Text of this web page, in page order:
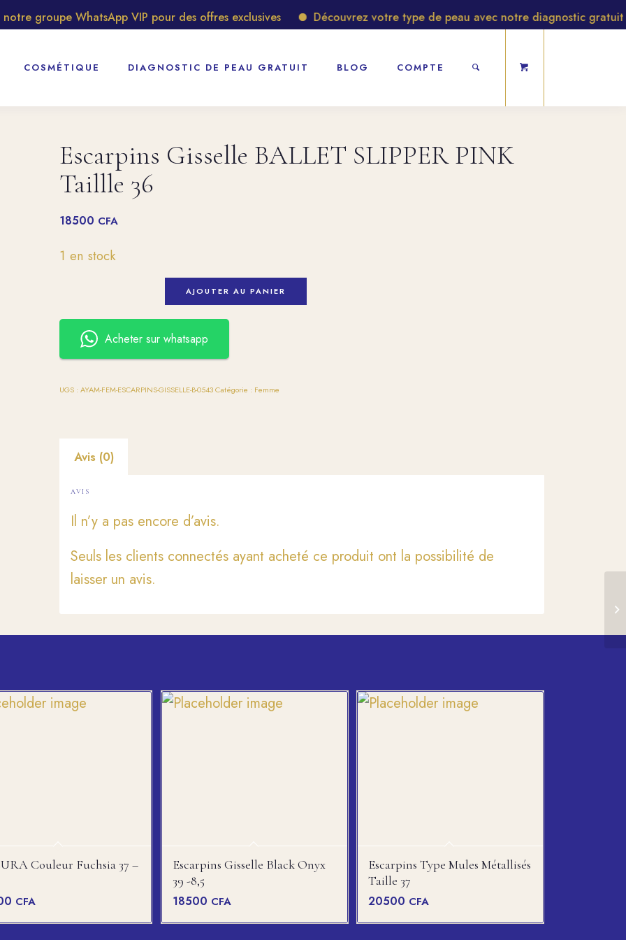
groupe WhatsApp VIP pour des offres exclusives Découvrez votre type de peau avec notre diagnostic gratuit
COSMÉTIQUE DIAGNOSTIC DE PEAU GRATUIT BLOG COMPTE
Escarpins Gisselle BALLET SLIPPER PINK
Taillle 36
18500 CFA
1 en stock
AJOUTER AU PANIER
Acheter sur whatsapp
UGS :AYAM-FEM-ESCARPINS-GISSELLE-B-0543 Catégorie : Femme
Avis (0)
AVIS
Il n’y a pas encore d’avis.
Seuls les clients connectés ayant acheté ce produit ont la possibilité de
laisser un avis.
Couleur Fuchsia 37 –
CFA
Escarpins Gisselle Black Onyx
39 -8,5
18500 CFA
Escarpins Type Mules Métallisés
Taille 37
20500 CFA
37